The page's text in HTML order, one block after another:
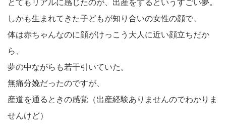
とてもリアルに感じたのが、出産をするというすごい夢。
しかも生まれてきた子どもが知り合いの女性の顔で、
体は赤ちゃんなのに顔がけっこう大人に近い顔立ちだか
ら、
夢の中ながらも若干引いていた。
無痛分娩だったのですが、
産道を通るときの感覚（出産経験ありませんのでわかりま
せんけど）